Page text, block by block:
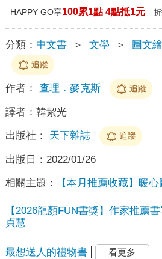
HAPPY GO享100累1點 4點抵1元
分類： 中文書 ＞ 文學 ＞ 圖文
追蹤
作者： 查理．麥克斯 追蹤
譯者： 韓絜光
出版社： 天下雜誌 追蹤
出版日： 2022/01/26
相關主題： 【本月推薦收藏】暖
【2026龍顏FUN書獎】作家推薦
貞慧
最想送人的禮物書 看更多